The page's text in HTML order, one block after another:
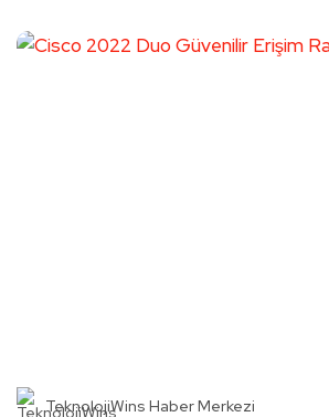
TeknolojiWins Haber Merkezi